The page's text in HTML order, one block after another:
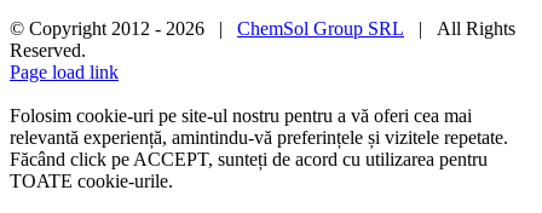
© Copyright 2012 - 2026 | ChemSol Group SRL | All Rights
Reserved.
Page load link
Folosim cookie-uri pe site-ul nostru pentru a vă oferi cea mai
relevantă experiență, amintindu-vă preferințele și vizitele repetate.
Făcând click pe ACCEPT, sunteți de acord cu utilizarea pentru
TOATE cookie-urile.